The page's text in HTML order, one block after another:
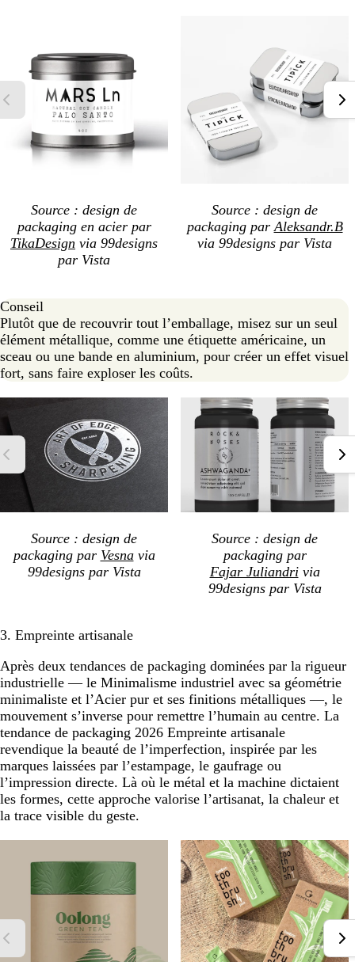
Source : design de
packaging en acier par
TikaDesign via 99designs
par Vista
Source : design de
packaging par Aleksandr.B
via 99designs par Vista
Conseil
Plutôt que de recouvrir tout l’emballage, misez sur un seul
élément métallique, comme une étiquette américaine, un
sceau ou une bande en aluminium, pour créer un effet visuel
fort, sans faire exploser les coûts.
Source : design de
packaging par Vesnavia
99designs par Vista
Source : design de
packaging par
Fajar Juliandrivia
99designs par Vista
3. Empreinte artisanale
Après deux tendances de packaging dominées par la rigueur
industrielle — le Minimalisme industriel avec sa géométrie
minimaliste et l’Acier pur et ses finitions métalliques —, le
mouvement s’inverse pour remettre l’humain au centre. La
tendance de packaging 2026 Empreinte artisanale
revendique la beauté de l’imperfection, inspirée par les
marques laissées par l’estampage, le gaufrage ou
l’impression directe. Là où le métal et la machine dictaient
les formes, cette approche valorise l’artisanat, la chaleur et
la trace visible du geste.